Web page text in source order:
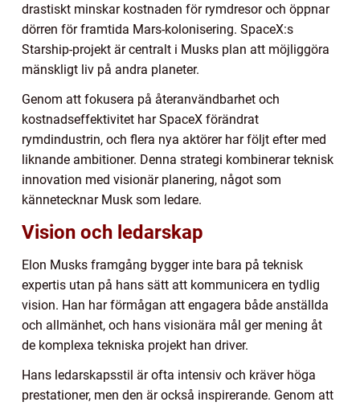
drastiskt minskar kostnaden för rymdresor och öppnar
dörren för framtida Mars-kolonisering. SpaceX:s
Starship-projekt är centralt i Musks plan att möjliggöra
mänskligt liv på andra planeter.
Genom att fokusera på återanvändbarhet och
kostnadseffektivitet har SpaceX förändrat
rymdindustrin, och flera nya aktörer har följt efter med
liknande ambitioner. Denna strategi kombinerar teknisk
innovation med visionär planering, något som
kännetecknar Musk som ledare.
Vision och ledarskap
Elon Musks framgång bygger inte bara på teknisk
expertis utan på hans sätt att kommunicera en tydlig
vision. Han har förmågan att engagera både anställda
och allmänhet, och hans visionära mål ger mening åt
de komplexa tekniska projekt han driver.
Hans ledarskapsstil är ofta intensiv och kräver höga
prestationer, men den är också inspirerande. Genom att